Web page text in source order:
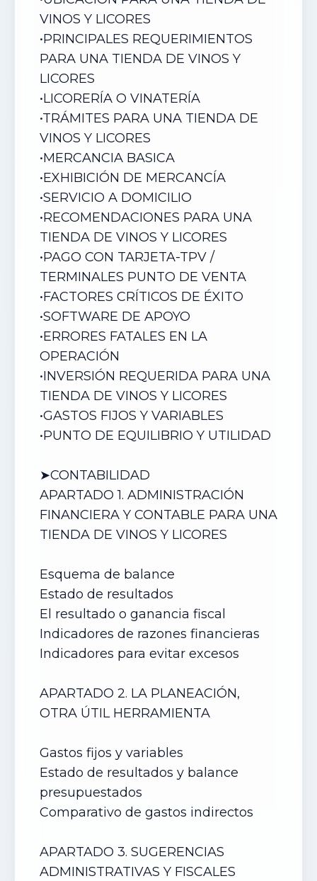
VINOS Y LICORES
•PRINCIPALES REQUERIMIENTOS
PARA UNA TIENDA DE VINOS Y
LICORES
•LICORERÍA O VINATERÍA
•TRÁMITES PARA UNA TIENDA DE
VINOS Y LICORES
•MERCANCIA BASICA
•EXHIBICIÓN DE MERCANCÍA
•SERVICIO A DOMICILIO
•RECOMENDACIONES PARA UNA
TIENDA DE VINOS Y LICORES
•PAGO CON TARJETA-TPV /
TERMINALES PUNTO DE VENTA
•FACTORES CRÍTICOS DE ÉXITO
•SOFTWARE DE APOYO
•ERRORES FATALES EN LA
OPERACIÓN
•INVERSIÓN REQUERIDA PARA UNA
TIENDA DE VINOS Y LICORES
•GASTOS FIJOS Y VARIABLES
•PUNTO DE EQUILIBRIO Y UTILIDAD
➤CONTABILIDAD
APARTADO 1. ADMINISTRACIÓN
FINANCIERA Y CONTABLE PARA UNA
TIENDA DE VINOS Y LICORES
Esquema de balance
Estado de resultados
El resultado o ganancia fiscal
Indicadores de razones financieras
Indicadores para evitar excesos
APARTADO 2. LA PLANEACIÓN,
OTRA ÚTIL HERRAMIENTA
Gastos fijos y variables
Estado de resultados y balance
presupuestados
Comparativo de gastos indirectos
APARTADO 3. SUGERENCIAS
ADMINISTRATIVAS Y FISCALES